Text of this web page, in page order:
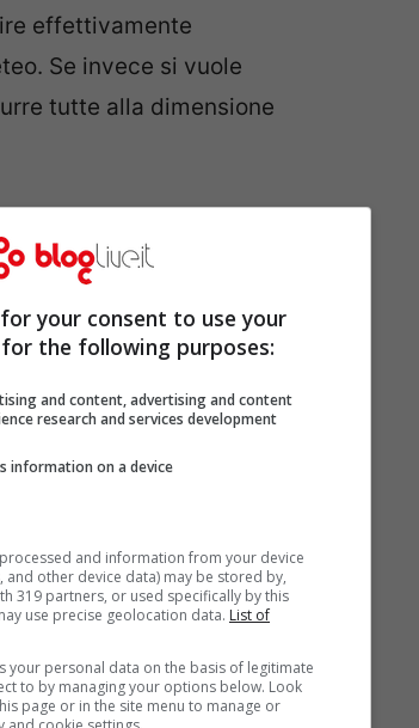
effettivamente
Se invece si vuole
tutte alla dimensione
ora sulla barra che
al posto del bottone
attiva tutte le
dalla schermata,
un nome. Inoltre si
di sfondo dello Start.
schermata Start e il
valore: innanzitutto ora
organizzare le app per
poi si installa una
e non più nel
your consent to use your
the following purposes:
and content, advertising and content
research and services development
information on a device
and information from your device
and other device data) may be stored by,
319 partners, or used specifically by this
use precise geolocation data. List of
your personal data on the basis of legitimate
to by managing your options below. Look
page or in the site menu to manage or